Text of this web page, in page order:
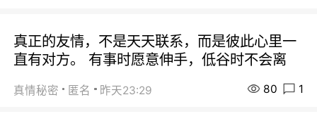
真正的友情，不是天天联系，而是彼此心里一
直有对方。 有事时愿意伸手，低谷时不会离
真情秘密 匿名 昨天23:29 80 1